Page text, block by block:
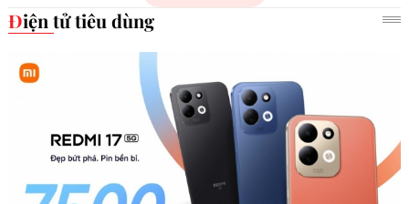
Điện tử tiêu dùng